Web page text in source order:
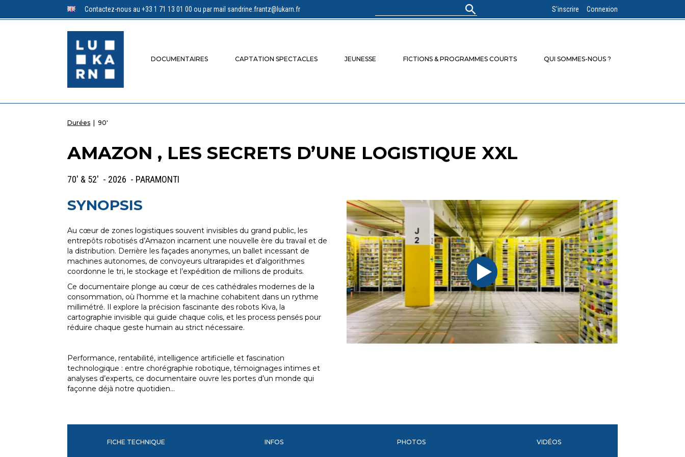
Contactez-nous au +33 1 71 13 01 00 ou par mail sandrine.frantz@lukarn.fr S'inscrire Connexion
DOCUMENTAIRES CAPTATION SPECTACLES JEUNESSE FICTIONS & PROGRAMMES COURTS QUI SOMMES-NOUS ?
Durées | 90'
AMAZON , LES SECRETS D’UNE LOGISTIQUE XXL
70' & 52' - 2026 - PARAMONTI
SYNOPSIS
Au cœur de zones logistiques souvent invisibles du grand public, les
entrepôts robotisés d’Amazon incarnent une nouvelle ère du travail et de
la distribution. Derrière les façades anonymes, un ballet incessant de
machines autonomes, de convoyeurs ultrarapides et d’algorithmes
coordonne le tri, le stockage et l’expédition de millions de produits.
Ce documentaire plonge au cœur de ces cathédrales modernes de la
consommation, où l’homme et la machine cohabitent dans un rythme
millimétré. Il explore la précision fascinante des robots Kiva, la
cartographie invisible qui guide chaque colis, et les process pensés pour
réduire chaque geste humain au strict nécessaire.
Performance, rentabilité, intelligence artificielle et fascination
technologique : entre chorégraphie robotique, témoignages intimes et
analyses d’experts, ce documentaire ouvre les portes d’un monde qui
façonne déjà notre quotidien…
FICHE TECHNIQUE INFOS PHOTOS VIDÉOS